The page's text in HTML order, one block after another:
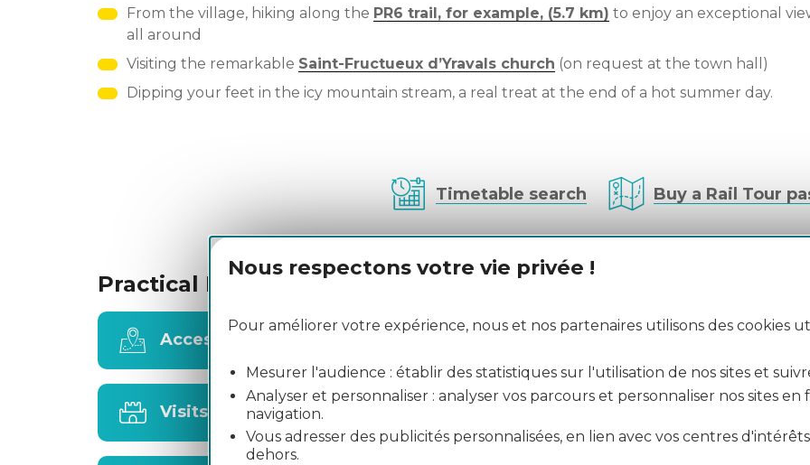
Nous respectons votre vie privée !
Pour améliorer votre expérience, nous et nos partenaires utilisons des cookies
Mesurer l'audience : établir des statistiques sur l'utilisation de nos sites et
Analyser et personnaliser : analyser vos parcours et personnaliser nos sites
navigation.
Vous adresser des publicités personnalisées, en lien avec vos centres
dehors.
From the village, hiking along the PR6 trail, for example, (5.7 km) to enjoy an exceptional
all around
Visiting the remarkable Saint-Fructueux d’Yravals church (on request at the town hall)
Dipping your feet in the icy mountain stream, a real treat at the end of a hot summer day.
Timetable search Buy a Rail Tour
Practical Informations
Access
Visits